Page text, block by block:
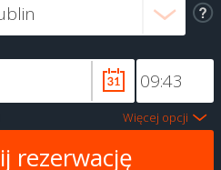
Więcej opcji